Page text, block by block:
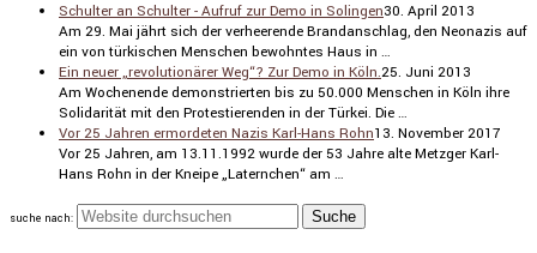
Schulter an Schulter - Aufruf zur Demo in Solingen30. April 2013
Am 29. Mai jährt sich der verhee­rende Brand­an­schlag, den Neonazis auf
ein von türki­schen Menschen bewohntes Haus in …
Ein neuer „revolutionärer Weg“? Zur Demo in Köln.25. Juni 2013
Am Wochen­ende demons­trierten bis zu 50.000 Menschen in Köln ihre
Solida­rität mit den Protes­tie­renden in der Türkei. Die …
Vor 25 Jahren ermordeten Nazis Karl-Hans Rohn13. November 2017
Vor 25 Jahren, am 13.11.1992 wurde der 53 Jahre alte Metzger Karl-
Hans Rohn in der Kneipe „Laternchen“ am …
suche nach: